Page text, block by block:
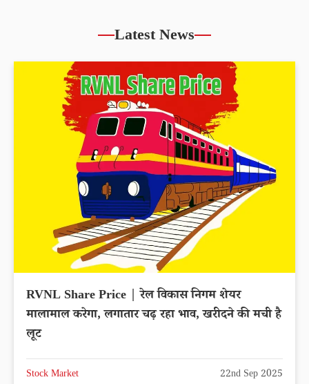
Latest News
RVNL Share Price | रेल विकास निगम शेयर
मालामाल करेगा, लगातार चढ़ रहा भाव, खरीदने की मची है
लूट
Stock Market 22nd Sep 2025